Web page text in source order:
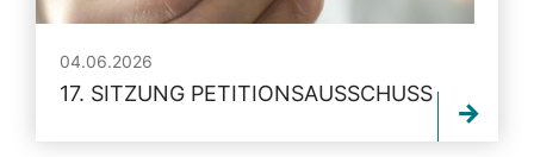
04.06.2026
17. SITZUNG PETITIONSAUSSCHUSS